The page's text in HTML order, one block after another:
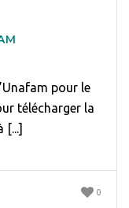
pour le
télécharger la
[...]
0